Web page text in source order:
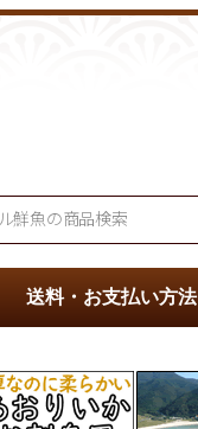
送料・お支払い方法